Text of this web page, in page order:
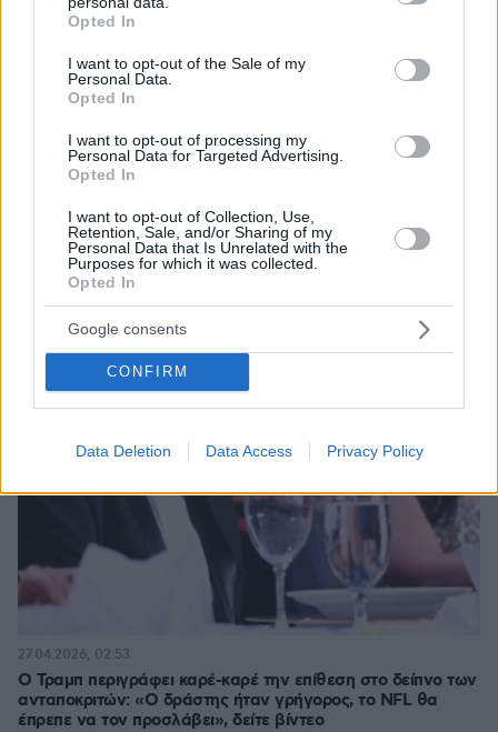
grant or deny consent to Google and its third-party tags to
use your data for below specified purposes in below Google
consent section.
Opted In
I want to opt-out of the Sale of my
Personal Data.
Opted In
I want to opt-out of processing my
Personal Data for Targeted Advertising.
Opted In
I want to opt-out of Collection, Use,
Retention, Sale, and/or Sharing of my
Personal Data that Is Unrelated with the
Purposes for which it was collected.
Opted In
Google consents
CONFIRM
Data Deletion Data Access Privacy Policy
«Το να γυρίζεις το άλλο μάγουλο είναι συνενοχή»:
Ξεψαχνίζουν το μανιφέστο που έγραψε ο 31χρονος
27.04.2026, 07:13
O Τραμπ περιγράφει καρέ-καρέ την επίθεση στο δείπνο των
ανταποκριτών: «Ο δράστης ήταν γρήγορος, το NFL θα
έπρεπε να τον προσλάβει», δείτε βίντεο
27.04.2026, 02:53